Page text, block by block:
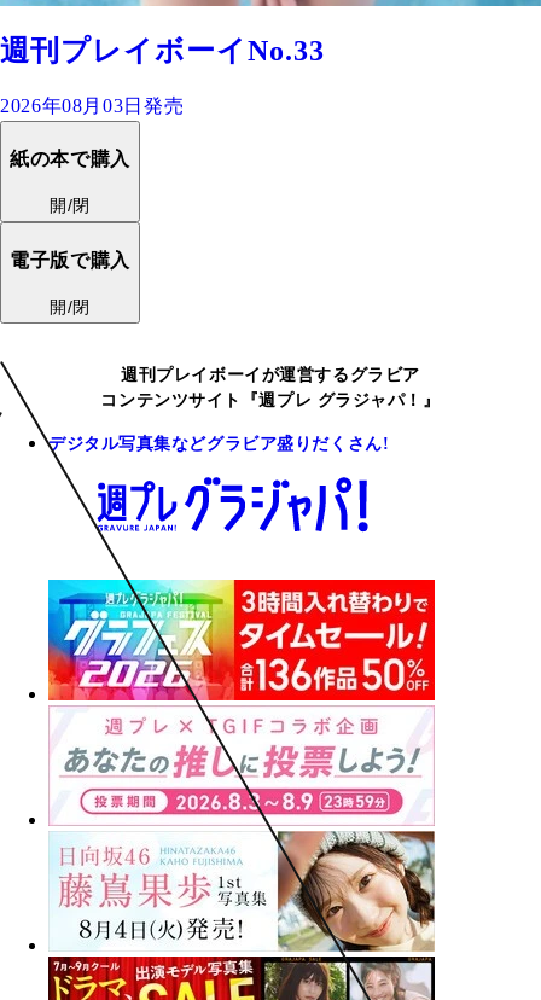
週刊プレイボーイNo.33
2026年08月03日発売
紙の本で購入
開/閉
電子版で購入
開/閉
週刊プレイボーイが運営するグラビア
コンテンツサイト『週プレ グラジャパ！』
デジタル写真集などグラビア盛りだくさん!